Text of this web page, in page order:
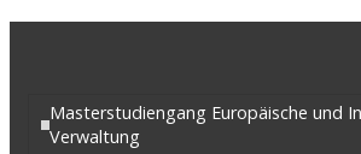
Masterstudiengang Europäische und
Verwaltung